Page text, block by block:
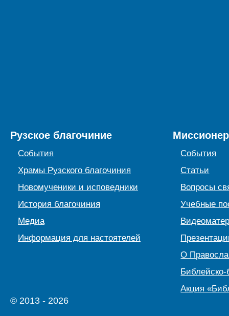
Рузское благочиние
События
Храмы Рузского благочиния
Новомученики и исповедники
История благочиния
Медиа
Информация для настоятелей
События
Статьи
Вопросы
Учебные
О
Библейско-
Акция
© 2013 - 2026